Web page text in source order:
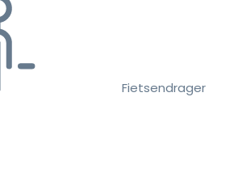
Fietsendrager